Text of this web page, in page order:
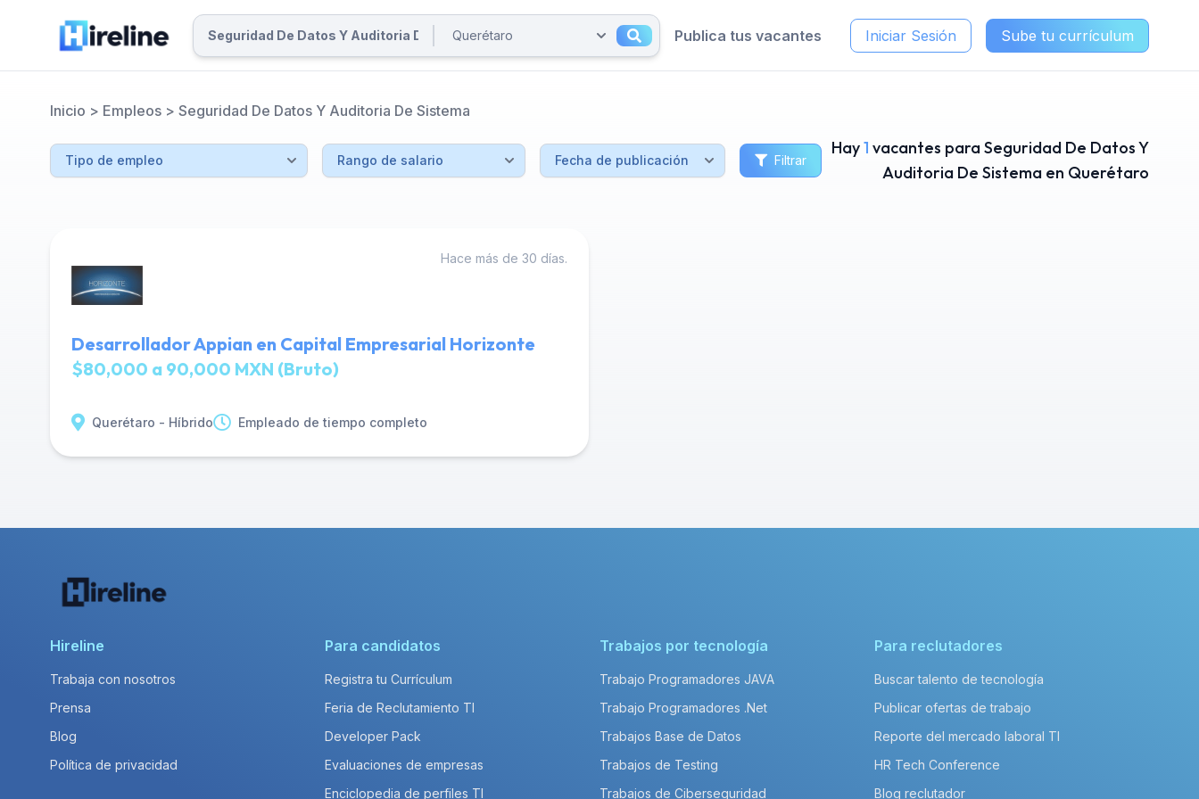
Publica tus vacantes Iniciar Sesión Sube tu currículum
Inicio > Empleos > Seguridad De Datos Y Auditoria De Sistema
Filtrar
Hay1 vacantes para Seguridad De Datos Y
Auditoria De Sistema en Querétaro
Hace más de 30 días.
Desarrollador Appian en Capital Empresarial Horizonte
$80,000 a 90,000 MXN (Bruto)
Querétaro - Híbrido Empleado de tiempo completo
Hireline
Trabaja con nosotros
Prensa
Blog
Política de privacidad
Para candidatos
Registra tu Currículum
Feria de Reclutamiento TI
Developer Pack
Evaluaciones de empresas
Enciclopedia de perfiles TI
Trabajos por tecnología
Trabajo Programadores JAVA
Trabajo Programadores .Net
Trabajos Base de Datos
Trabajos de Testing
Trabajos de Ciberseguridad
Para reclutadores
Buscar talento de tecnología
Publicar ofertas de trabajo
Reporte del mercado laboral TI
HR Tech Conference
Blog reclutador